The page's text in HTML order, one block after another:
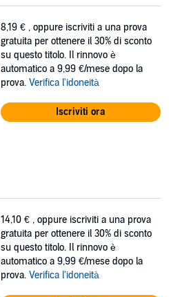
8,19 € , oppure iscriviti a una prova
gratuita per ottenere il 30% di sconto
su questo titolo. Il rinnovo è
automatico a 9,99 €/mese dopo la
prova. Verifica l'idoneità
Iscriviti ora
14,10 € , oppure iscriviti a una prova
gratuita per ottenere il 30% di sconto
su questo titolo. Il rinnovo è
automatico a 9,99 €/mese dopo la
prova. Verifica l'idoneità